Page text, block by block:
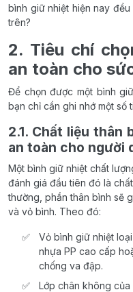
bình giữ nhiệt hiện nay
trên?
2. Tiêu chí
an toàn cho
Để chọn được một bình
bạn chỉ cần ghi nhớ một số
2.1. Chất liệu thân
an toàn cho người
Một bình giữ nhiệt chất
đánh giá đầu tiên đó là
thường, phần thân bình sẽ
và vỏ bình. Theo đó:
Vỏ bình giữ nhiệt
nhựa PP cao cấp
chống va đập.
Lớp chân không